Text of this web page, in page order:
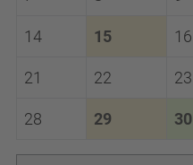
14 15 16
21 22 23
28 29 30